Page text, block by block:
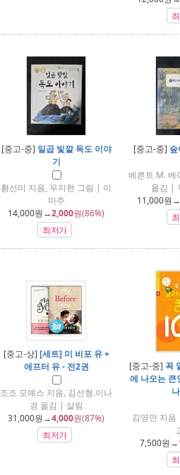
[중고-중] 일곱 빛깔 독도 이야
기
황선미 지음, 우지현 그림 | 이
마주
14,000원→2,000원(86%)
최저가
[중고-중]
베른트 M. 베
옮김 |
11,000원→
[중고-상] [세트] 미 비포 유 +
애프터 유 - 전2권
조조 모예스 지음, 김선형.이나
경 옮김 | 살림
31,000원→4,000원(87%)
최저가
[중고-중] 꼭
에 나오는 큰
김영만 지
7,500원→